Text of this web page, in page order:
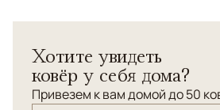
дизайнерами компании ANSY и
заказу в Джайпуре. Высокая
Хотите увидеть
ковёр у себя дома?
Привезем к вам домой до 50